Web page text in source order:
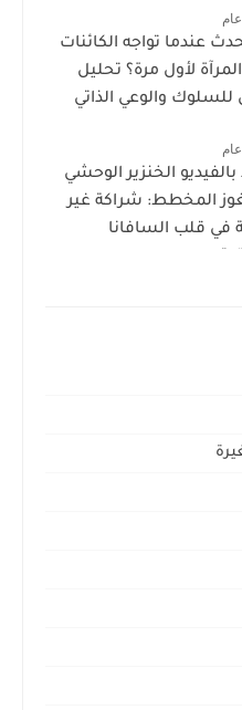
عندما تواجه الكائنات
لأول مرة؟ تحليل
والوعي الذاتي
الخنزير الوحشي
المخطط: شراكة غير
في قلب السافانا